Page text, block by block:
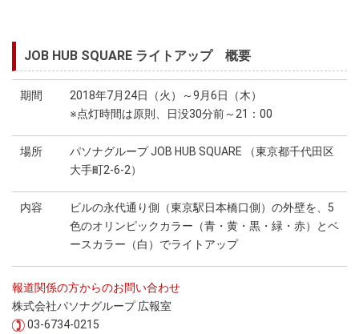
JOB HUB SQUARE ライトアップ 概要
期間
2018年7月24日（火）～9月6日（木）
※点灯時間は原則、日没30分前～21：00
場所
パソナグループ JOB HUB SQUARE （東京都千代田区
大手町2-6-2）
内容
ビルの永代通り側（東京駅日本橋口側）の外壁を、5
色のオリンピックカラー（青・黄・黒・緑・赤）とベ
ースカラー（白）でライトアップ
報道関係の方からのお問い合わせ
株式会社パソナグループ 広報室
03-6734-0215